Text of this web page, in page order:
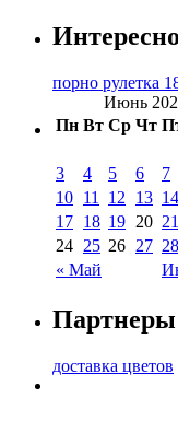
порно рулетка
Июнь
Пн Вт Ср Чт
« Май
3
4 5 6 7
10 11 12 13 14
17 18 19 20 21
24 25 26 27 28
Партнеры
доставка цветов